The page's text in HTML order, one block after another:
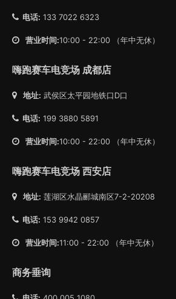
电话: 133 7022 6323
营业时间:10:00 - 22:00 （年中无休）
嗨跑赛车电竞场 成都店
地址: 武侯区太平园地铁口D口
电话: 199 3880 5891
营业时间:10:00 - 22:00 （年中无休）
嗨跑赛车电竞场 西安店
地址: 莲湖区水晶郦城南区7-2-20208
电话: 153 9942 0857
营业时间:11:00 - 22:00 （年中无休）
商务垂询